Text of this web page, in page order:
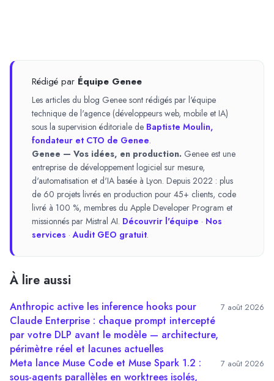
Rédigé par Équipe Genee
Les articles du blog Genee sont rédigés par l'équipe
technique de l'agence (développeurs web, mobile et IA)
sous la supervision éditoriale de Baptiste Moulin,
fondateur et CTO de Genee.
Genee — Vos idées, en production. Genee est une
entreprise de développement logiciel sur mesure,
d'automatisation et d'IA basée à Lyon. Depuis 2022 : plus
de 60 projets livrés en production pour 45+ clients, code
livré à 100 %, membres du Apple Developer Program et
missionnés par Mistral AI. Découvrir l'équipe · Nos
services ·Audit GEO gratuit.
À lire aussi
Anthropic active les inference hooks pour
Claude Enterprise : chaque prompt intercepté
par votre DLP avant le modèle — architecture,
périmètre réel et lacunes actuelles
7 août 2026
Meta lance Muse Code et Muse Spark 1.2 :
sous-agents parallèles en worktrees isolés,
7 août 2026